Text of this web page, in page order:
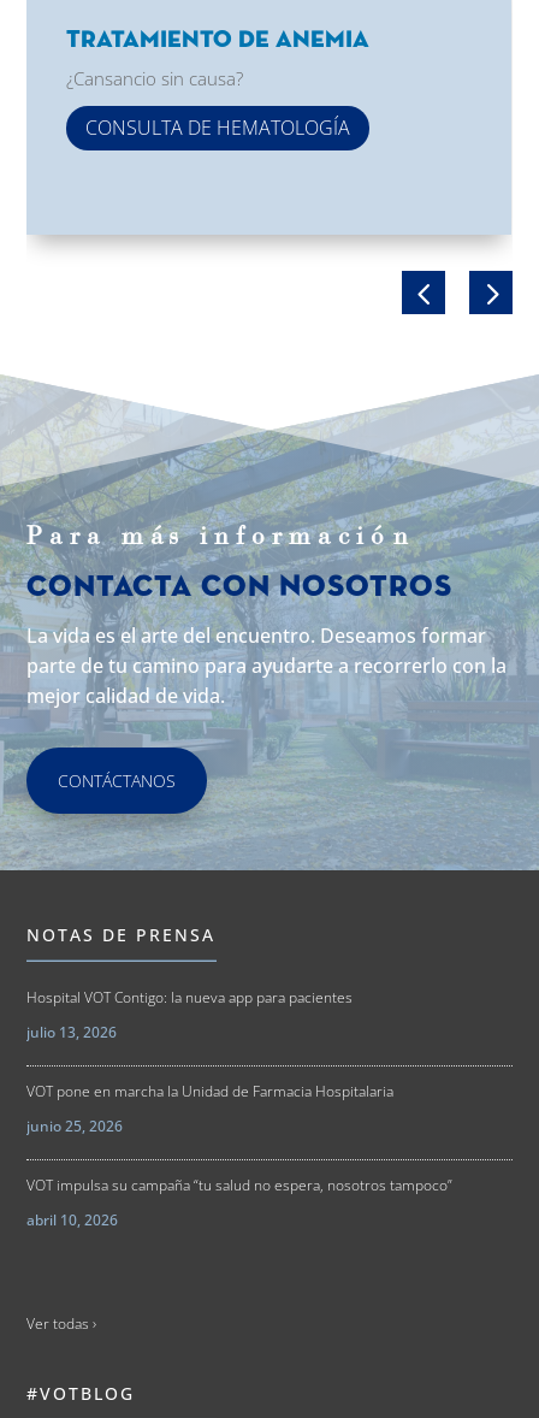
Tratamiento de Anemia
¿Cansancio sin causa?
CONSULTA DE HEMATOLOGÍA
Para más información
Contacta con Nosotros
La vida es el arte del encuentro. Deseamos formar
parte de tu camino para ayudarte a recorrerlo con la
mejor calidad de vida.
CONTÁCTANOS
NOTAS DE PRENSA
Hospital VOT Contigo: la nueva app para pacientes
julio 13, 2026
VOT pone en marcha la Unidad de Farmacia Hospitalaria
junio 25, 2026
VOT impulsa su campaña “tu salud no espera, nosotros tampoco”
abril 10, 2026
Ver todas ›
#VOTBLOG